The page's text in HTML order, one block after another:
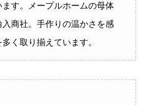
す。メープルホームの母体
商社。手作りの温かさを感
く取り揃えています。